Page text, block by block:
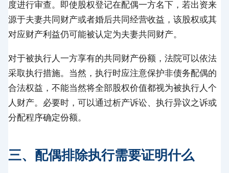
度进行审查。即使股权登记在配偶一方名下，若出资来
源于夫妻共同财产或者婚后共同经营收益，该股权或其
对应财产利益仍可能被认定为夫妻共同财产。
对于被执行人一方享有的共同财产份额，法院可以依法
采取执行措施。当然，执行时应注意保护非债务配偶的
合法权益，不能当然将全部股权价值都视为被执行人个
人财产。必要时，可以通过析产诉讼、执行异议之诉或
分配程序确定份额。
三、配偶排除执行需要证明什么